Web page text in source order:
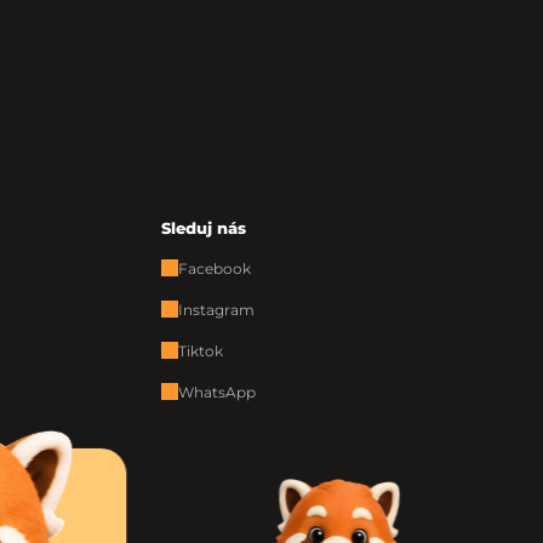
Sleduj nás
Facebook
Instagram
Tiktok
WhatsApp